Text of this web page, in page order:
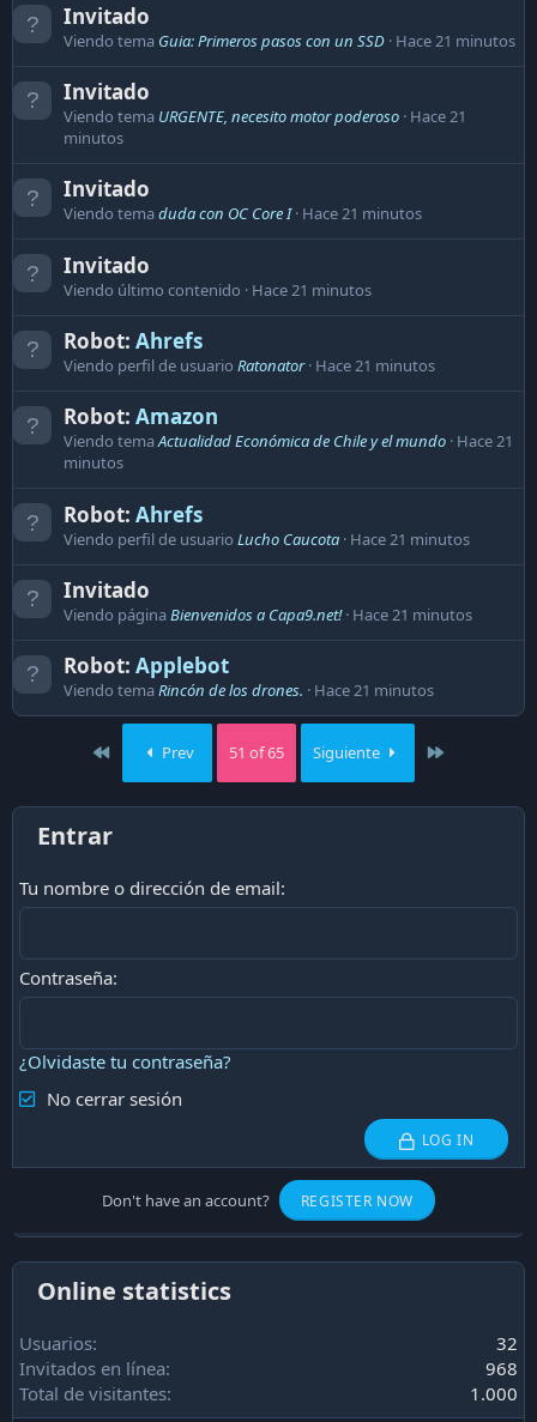
Invitado
Viendo tema Guia: Primeros pasos con un SSD Hace 21 minutos
Invitado
Viendo tema URGENTE, necesito motor poderoso Hace 21
minutos
Invitado
Viendo temaduda con OC Core I Hace 21 minutos
Invitado
Viendo último contenido Hace 21 minutos
Robot: Ahrefs
Viendo perfil de usuario Ratonator Hace 21 minutos
Robot: Amazon
Viendo temaActualidad Económica de Chile y el mundo Hace 21
minutos
Robot: Ahrefs
Viendo perfil de usuario Lucho Caucota Hace 21 minutos
Invitado
Viendo páginaBienvenidos a Capa9.net! Hace 21 minutos
Robot: Applebot
Viendo temaRincón de los drones. Hace 21 minutos
First Prev 51 of 65 Siguiente
Entrar
Tu nombre o dirección de email
Contraseña
¿Olvidaste tu contraseña?
No cerrar sesión
LOG IN
Don't have an account? REGISTER NOW
Online statistics
Usuarios
32
Invitados en línea
968
Total de visitantes
1.000